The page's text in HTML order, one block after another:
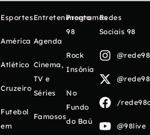
Esportes
América
Atlético
Cruzeiro
Futebol
em
Entretenimento
Agenda
Cinema,
TV e
Séries
Famosos
Programas
98
Rock
Insônia
No
Fundo
do Baú
Redes
Sociais 98
/
@98live